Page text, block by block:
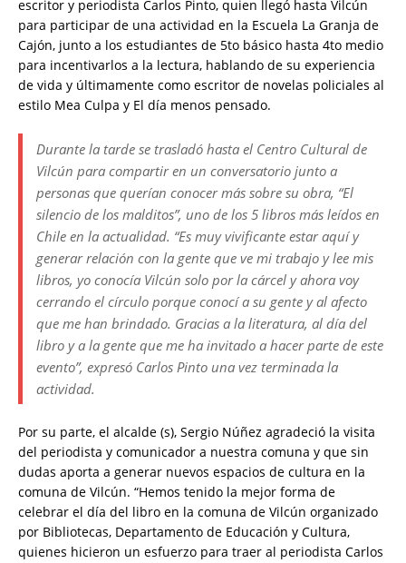
escritor y periodista Carlos Pinto, quien llegó hasta Vilcún
para participar de una actividad en la Escuela La Granja de
Cajón, junto a los estudiantes de 5to básico hasta 4to medio
para incentivarlos a la lectura, hablando de su experiencia
de vida y últimamente como escritor de novelas policiales al
estilo Mea Culpa y El día menos pensado.
Durante la tarde se trasladó hasta el Centro Cultural de
Vilcún para compartir en un conversatorio junto a
personas que querían conocer más sobre su obra, “El
silencio de los malditos”, uno de los 5 libros más leídos en
Chile en la actualidad. “Es muy vivificante estar aquí y
generar relación con la gente que ve mi trabajo y lee mis
libros, yo conocía Vilcún solo por la cárcel y ahora voy
cerrando el círculo porque conocí a su gente y al afecto
que me han brindado. Gracias a la literatura, al día del
libro y a la gente que me ha invitado a hacer parte de este
evento”, expresó Carlos Pinto una vez terminada la
actividad.
Por su parte, el alcalde (s), Sergio Núñez agradeció la visita
del periodista y comunicador a nuestra comuna y que sin
dudas aporta a generar nuevos espacios de cultura en la
comuna de Vilcún. “Hemos tenido la mejor forma de
celebrar el día del libro en la comuna de Vilcún organizado
por Bibliotecas, Departamento de Educación y Cultura,
quienes hicieron un esfuerzo para traer al periodista Carlos